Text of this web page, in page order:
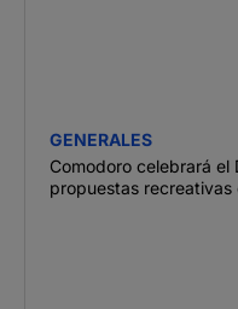
GENERALES
Comodoro celebrará el
propuestas